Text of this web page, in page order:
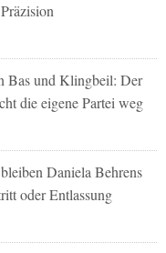
Präzision
Bas und Klingbeil: Der
die eigene Partei weg
Daniela Behrens
oder Entlassung